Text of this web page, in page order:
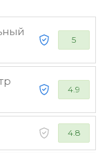
5
4.9
4.8